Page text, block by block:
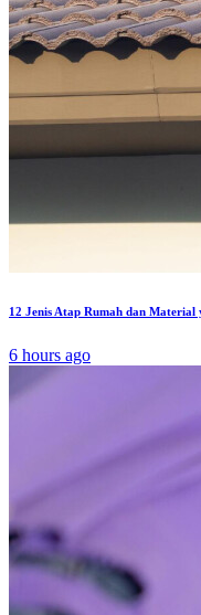
12 Jenis Atap Rumah dan Material
6 hours ago